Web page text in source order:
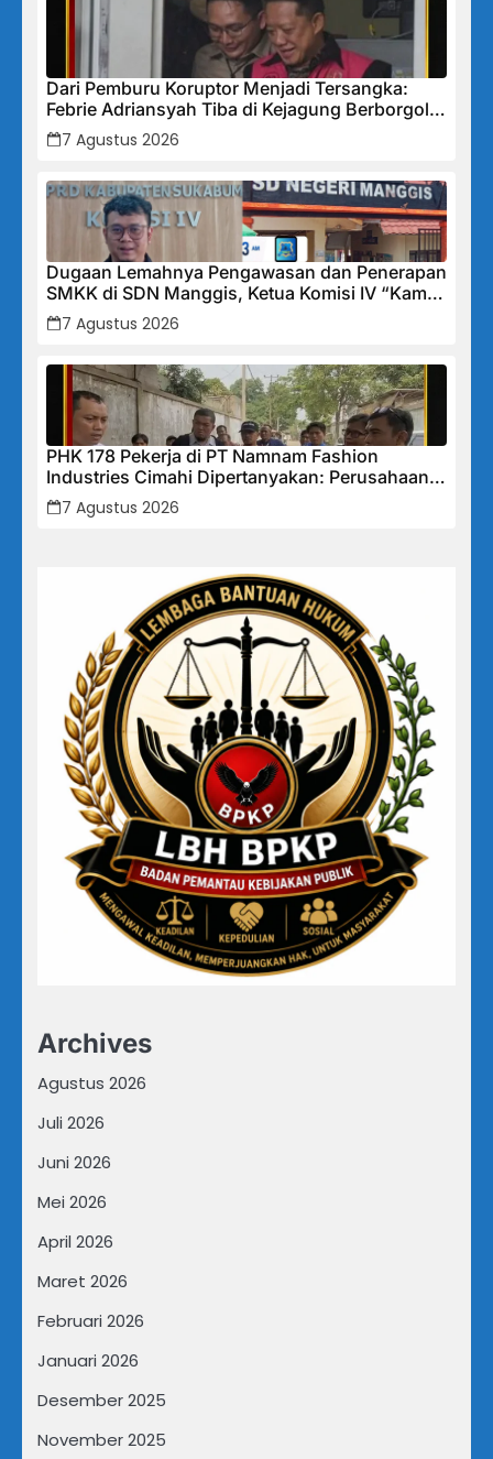
Dari Pemburu Koruptor Menjadi Tersangka:
Febrie Adriansyah Tiba di Kejagung Berborgol,
Bawa Map Biru dan Senyum Penuh Teka-teki
7 Agustus 2026
Dugaan Lemahnya Pengawasan dan Penerapan
SMKK di SDN Manggis, Ketua Komisi IV “Kami
Tidak Akan Segan Menindak”
7 Agustus 2026
PHK 178 Pekerja di PT Namnam Fashion
Industries Cimahi Dipertanyakan: Perusahaan
Klaim Rugi, Laporan Keuangan Justru
Tunjukkan Penurunan Laba.
7 Agustus 2026
Archives
Agustus 2026
Juli 2026
Juni 2026
Mei 2026
April 2026
Maret 2026
Februari 2026
Januari 2026
Desember 2025
November 2025